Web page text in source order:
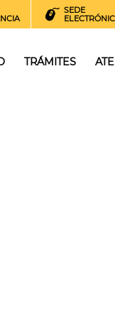
SEDE
TRÁMITES